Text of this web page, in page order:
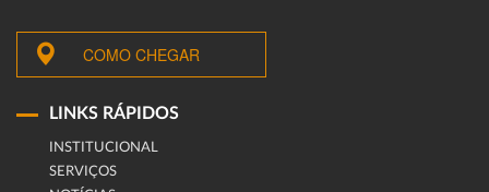
COMO CHEGAR
LINKS RÁPIDOS
INSTITUCIONAL
SERVIÇOS